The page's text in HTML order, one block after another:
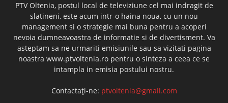
PTV Oltenia, postul local de televiziune cel mai indragit de
slatineni, este acum intr-o haina noua, cu un nou
management si o strategie mai buna pentru a acoperi
nevoia dumneavoastra de informatie si de divertisment. Va
asteptam sa ne urmariti emisiunile sau sa vizitati pagina
noastra www.ptvoltenia.ro pentru o sinteza a ceea ce se
intampla in emisia postului nostru.
Contactați-ne: ptvoltenia@gmail.com